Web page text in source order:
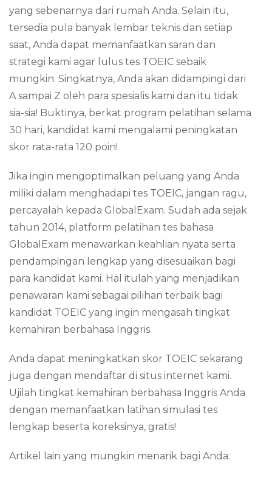
yang sebenarnya dari rumah Anda. Selain itu,
tersedia pula banyak lembar teknis dan setiap
saat, Anda dapat memanfaatkan saran dan
strategi kami agar lulus tes TOEIC sebaik
mungkin. Singkatnya, Anda akan didampingi dari
A sampai Z oleh para spesialis kami dan itu tidak
sia-sia! Buktinya, berkat program pelatihan selama
30 hari, kandidat kami mengalami peningkatan
skor rata-rata 120 poin!
Jika ingin mengoptimalkan peluang yang Anda
miliki dalam menghadapi tes TOEIC, jangan ragu,
percayalah kepada GlobalExam. Sudah ada sejak
tahun 2014, platform pelatihan tes bahasa
GlobalExam menawarkan keahlian nyata serta
pendampingan lengkap yang disesuaikan bagi
para kandidat kami. Hal itulah yang menjadikan
penawaran kami sebagai pilihan terbaik bagi
kandidat TOEIC yang ingin mengasah tingkat
kemahiran berbahasa Inggris.
Anda dapat meningkatkan skor TOEIC sekarang
juga dengan mendaftar di situs internet kami.
Ujilah tingkat kemahiran berbahasa Inggris Anda
dengan memanfaatkan latihan simulasi tes
lengkap beserta koreksinya, gratis!
Artikel lain yang mungkin menarik bagi Anda: